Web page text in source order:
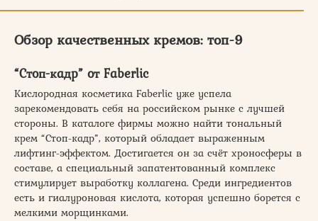
Обзор качественных кремов: топ-9
“Стоп-кадр” от Faberlic
Кислородная косметика Faberlic уже успела
зарекомендовать себя на российском рынке с лучшей
стороны. В каталоге фирмы можно найти тональный
крем “Стоп-кадр”, который обладает выраженным
лифтинг-эффектом. Достигается он за счёт хроносферы в
составе, а специальный запатентованный комплекс
стимулирует выработку коллагена. Среди ингредиентов
есть и гиалуроновая кислота, которая успешно борется с
мелкими морщинками.